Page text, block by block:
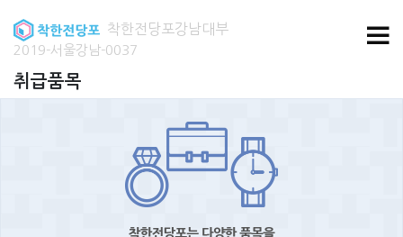
착한전당포강남대부
2019-서울강남-0037
취급품목